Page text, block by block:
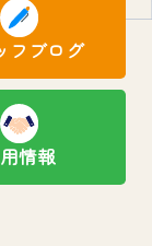
フブログ
情報